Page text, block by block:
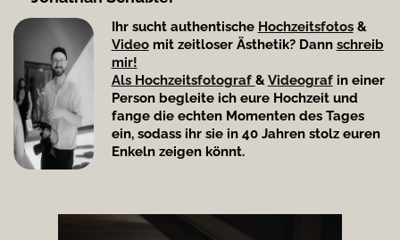
Ihr sucht authentische Hochzeitsfotos&
Videomit zeitloser Ästhetik? Dann schreib
mir!
Als Hochzeitsfotograf &Videografin einer
Person begleite ich eure Hochzeit und
fange die echten Momenten des Tages
ein, sodass ihr sie in 40 Jahren stolz euren
Enkeln zeigen könnt.